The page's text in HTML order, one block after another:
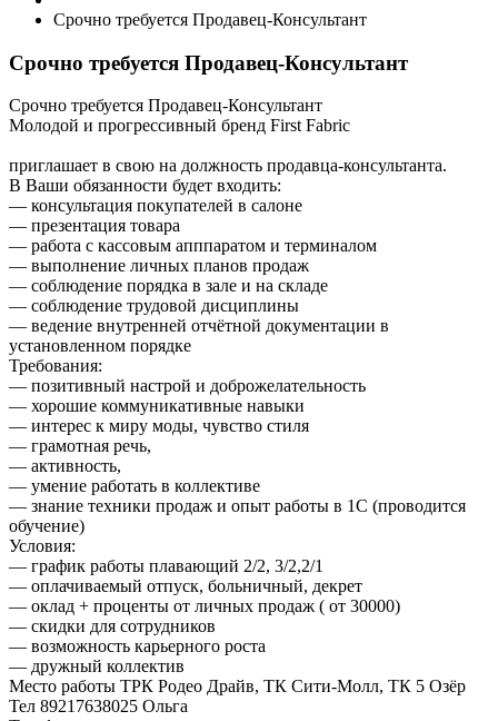
Срочно требуется Продавец-Консультант
Срочно требуется Продавец-Консультант
Срочно требуется Продавец-Консультант
Молодой и прогрессивный бренд First Fabric
приглашает в свою на должность продавца-консультанта.
В Ваши обязанности будет входить:
— консультация покупателей в салоне
— презентация товара
— работа с кассовым апппаратом и терминалом
— выполнение личных планов продаж
— соблюдение порядка в зале и на складе
— соблюдение трудовой дисциплины
— ведение внутренней отчётной документации в
установленном порядке
Требования:
— позитивный настрой и доброжелательность
— хорошие коммуникативные навыки
— интерес к миру моды, чувство стиля
— грамотная речь,
— активность,
— умение работать в коллективе
— знание техники продаж и опыт работы в 1С (проводится
обучение)
Условия:
— график работы плавающий 2/2, 3/2,2/1
— оплачиваемый отпуск, больничный, декрет
— оклад + проценты от личных продаж ( от 30000)
— скидки для сотрудников
— возможность карьерного роста
— дружный коллектив
Место работы ТРК Родео Драйв, ТК Сити-Молл, ТК 5 Озёр
Тел 89217638025 Ольга